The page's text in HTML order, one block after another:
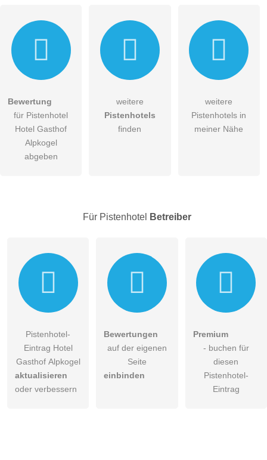
Die Datenschutzerklärunghabe ich zur Kenntnis genommen.
öffentliche Frage stellen
Pistenhotel-Eintrag zu stellen.
Bewertung
für Pistenhotel
Hotel Gasthof
Alpkogel
abgeben
weitere
Pistenhotels
finden
weitere
Pistenhotels in
meiner Nähe
Für Pistenhotel Betreiber
Pistenhotel-
Eintrag Hotel
Gasthof Alpkogel
aktualisieren
oder verbessern
Bewertungen
auf der eigenen
Seite
einbinden
Premium
- buchen für
diesen
Pistenhotel-
Eintrag